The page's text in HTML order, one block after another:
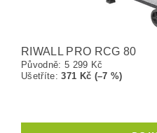
RIWALL PRO RCG 80
Původně: 5 299 Kč
Ušetříte:371 Kč (–7 %)